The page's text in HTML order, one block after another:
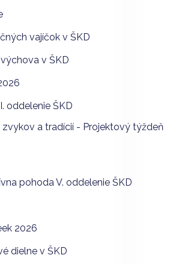
vajíčok v ŠKD
v ŠKD
oddelenie ŠKD
a tradícií - Projektový týždeň
pohoda V. oddelenie ŠKD
2026
dielne v ŠKD